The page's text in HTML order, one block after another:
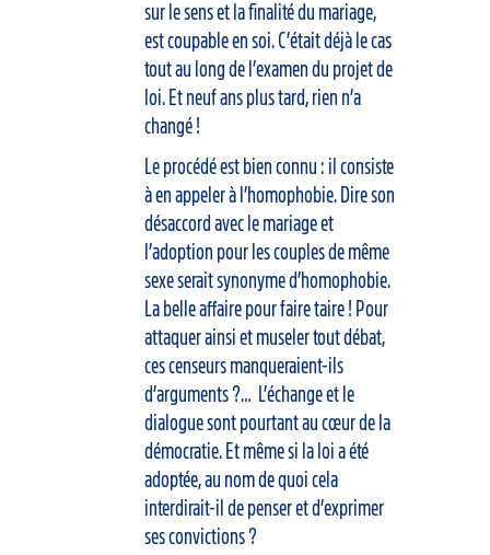
sur le sens et la finalité du mariage,
est coupable en soi. C’était déjà le cas
tout au long de l’examen du projet de
loi. Et neuf ans plus tard, rien n’a
changé !
Le procédé est bien connu : il consiste
à en appeler à l’homophobie. Dire son
désaccord avec le mariage et
l’adoption pour les couples de même
sexe serait synonyme d’homophobie.
La belle affaire pour faire taire ! Pour
attaquer ainsi et museler tout débat,
ces censeurs manqueraient-ils
d’arguments ?… L’échange et le
dialogue sont pourtant au cœur de la
démocratie. Et même si la loi a été
adoptée, au nom de quoi cela
interdirait-il de penser et d’exprimer
ses convictions ?